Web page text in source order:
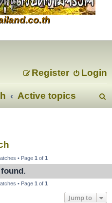
Login
Register
Active topics
h
• Page 1 of 1
• Page 1 of 1
Jump to